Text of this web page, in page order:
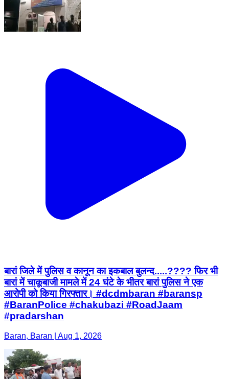
बारां जिले में पुलिस व कानून का इकबाल बुलन्द.....???? फिर भी
बारां में चाकूबाजी मामले में 24 घंटे के भीतर बारां पुलिस ने एक
आरोपी को किया गिरफ्तार। #dcdmbaran #baransp
#BaranPolice #chakubazi #RoadJaam
#pradarshan
Baran, Baran | Aug 1, 2026